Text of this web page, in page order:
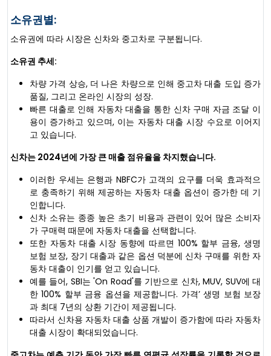
소유권별:
소유권에 따라 시장은 신차와 중고차로 구분됩니다.
소유권 추세:
차량 가격 상승, 더 나은 차량으로 인해 중고차 대출 도입 증가
품질, 그리고 온라인 시장의 성장.
빠른 대출로 인해 자동차 대출을 통한 신차 구매 자금 조달 이
용이 증가하고 있으며, 이는 자동차 대출 시장 수요로 이어지
고 있습니다.
신차는 2024년에 가장 큰 매출 점유율을 차지했습니다.
이러한 우세는 은행과 NBFC가 고객의 요구를 더욱 효과적으
로 충족하기 위해 제공하는 자동차 대출 옵션이 증가한 데 기
인합니다.
신차 소유는 종종 높은 초기 비용과 관련이 있어 많은 소비자
가 구매력 때문에 자동차 대출을 선택합니다.
또한 자동차 대출 시장 동향에 따르면 100% 할부 금융, 생명
보험 보장, 장기 대출과 같은 옵션 덕분에 신차 구매를 위한 자
동차 대출이 인기를 얻고 있습니다.
예를 들어, SBI는 'On Road'를 기반으로 신차, MUV, SUV에 대
한 100% 할부 금융 옵션을 제공합니다. 가격’ 생명 보험 보장
과 최대 7년의 상환 기간이 제공됩니다.
따라서 신차용 자동차 대출 상품 개발이 증가함에 따라 자동차
대출 시장이 확대되었습니다.